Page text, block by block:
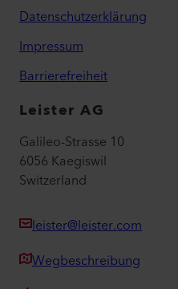
Datenschutzerklärung
Impressum
Barrierefreiheit
Leister AG
Galileo-Strasse 10
6056 Kaegiswil
Switzerland
leister@leister.com
Wegbeschreibung